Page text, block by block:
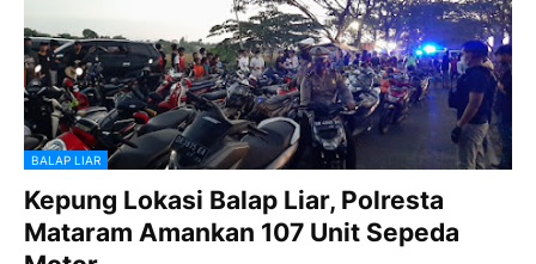
BALAP LIAR
Kepung Lokasi Balap Liar, Polresta
Mataram Amankan 107 Unit Sepeda